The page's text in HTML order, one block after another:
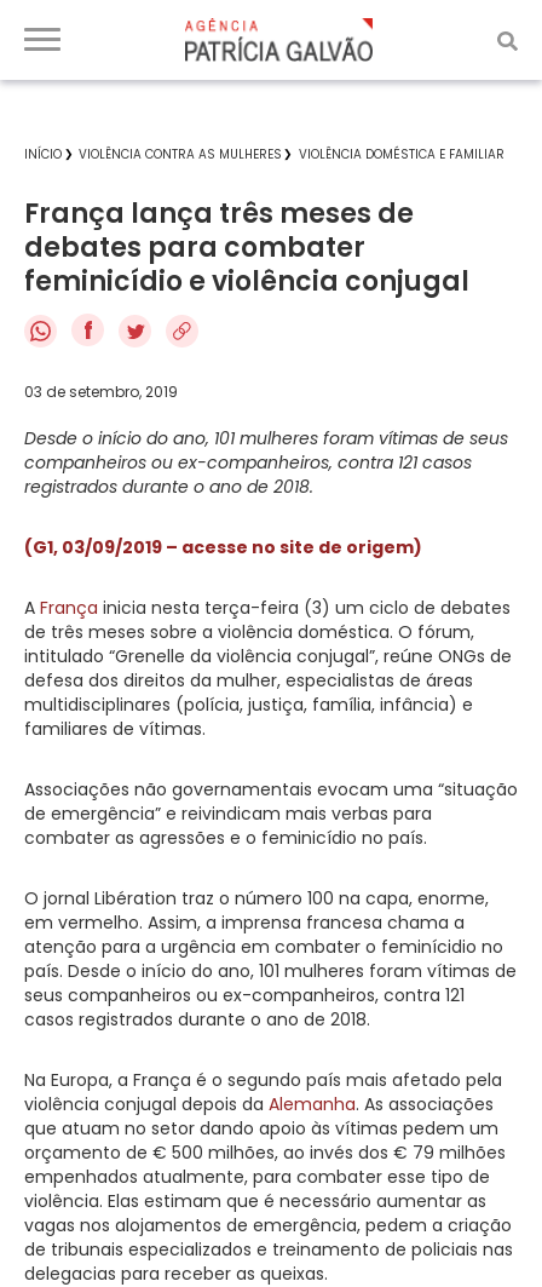
INÍCIO VIOLÊNCIA CONTRA AS MULHERES VIOLÊNCIA DOMÉSTICA E FAMILIAR
França lança três meses de
debates para combater
feminicídio e violência conjugal
f
03 de setembro, 2019
Desde o início do ano, 101 mulheres foram vítimas de seus
companheiros ou ex-companheiros, contra 121 casos
registrados durante o ano de 2018.
(G1, 03/09/2019 – acesse no site de origem)
A França inicia nesta terça-feira (3) um ciclo de debates
de três meses sobre a violência doméstica. O fórum,
intitulado “Grenelle da violência conjugal”, reúne ONGs de
defesa dos direitos da mulher, especialistas de áreas
multidisciplinares (polícia, justiça, família, infância) e
familiares de vítimas.
Associações não governamentais evocam uma “situação
de emergência” e reivindicam mais verbas para
combater as agressões e o feminicídio no país.
O jornal Libération traz o número 100 na capa, enorme,
em vermelho. Assim, a imprensa francesa chama a
atenção para a urgência em combater o feminícidio no
país. Desde o início do ano, 101 mulheres foram vítimas de
seus companheiros ou ex-companheiros, contra 121
casos registrados durante o ano de 2018.
Na Europa, a França é o segundo país mais afetado pela
violência conjugal depois da Alemanha. As associações
que atuam no setor dando apoio às vítimas pedem um
orçamento de € 500 milhões, ao invés dos € 79 milhões
empenhados atualmente, para combater esse tipo de
violência. Elas estimam que é necessário aumentar as
vagas nos alojamentos de emergência, pedem a criação
de tribunais especializados e treinamento de policiais nas
delegacias para receber as queixas.